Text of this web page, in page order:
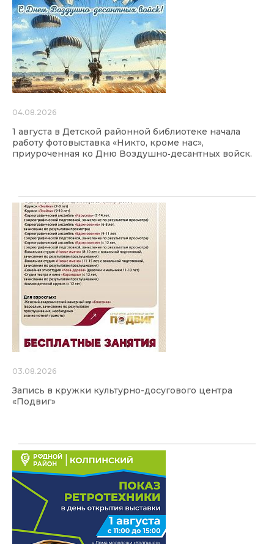
04.08.2026
1 августа в Детской районной библиотеке начала
работу фотовыставка «Никто, кроме нас»,
приуроченная ко Дню Воздушно‑десантных войск.
03.08.2026
Запись в кружки культурно-досугового центра
«Подвиг»